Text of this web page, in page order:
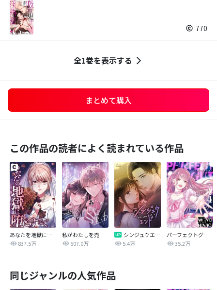
770
全1巻を表示する
まとめて購入
この作品の読者によく読まれている作品
あなたを地獄に堕とすまで
837.5万
私がわたしを売る理由
607.0万
シンジュウエンド【タテヨミ】
5.4万
パーフェクトグリッター
35.2万
同じジャンルの人気作品